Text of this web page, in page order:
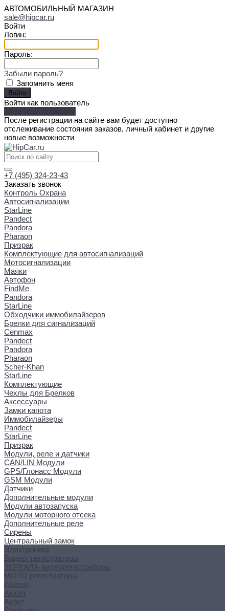
АВТОМОБИЛЬНЫЙ МАГАЗИН
sale@hipcar.ru
Войти
Логин:
Пароль:
Забыли пароль?
Запомнить меня
Войти как пользователь
После регистрации на сайте вам будет доступно
отслеживание состояния заказов, личный кабинет и другие
новые возможности
+7 (495) 324-23-43
Заказать звонок
Контроль Охрана
Автосигнализации
StarLine
Pandect
Pandora
Pharaon
Призрак
Комплектующие для автосигнализаций
Мотосигнализации
Маяки
Автофон
FindMe
Pandora
StarLine
Обходчики иммобилайзеров
Брелки для сигнализаций
Cenmax
Pandect
Pandora
Pharaon
Scher-Khan
StarLine
Комплектующие
Чехлы для Брелков
Аксессуары
Замки капота
Иммобилайзеры
Pandect
StarLine
Призрак
Модули, реле и датчики
CAN/LIN Модули
GPS/Глонасс Модули
GSM Модули
Датчики
Дополнительные модули
Модули автозапуска
Модули моторного отсека
Дополнительные реле
Сирены
Центральный замок
Электроника
Видео- регистраторы
ЗЕРКАЛА-видеорегистраторы
МОТО-регистраторы
Akenori
Axiom
Axper